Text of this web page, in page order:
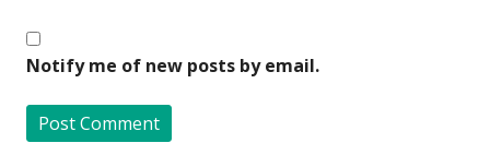
Notify me of new posts by email.